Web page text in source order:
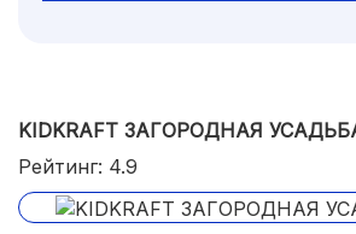
KIDKRAFT ЗАГОРОДНАЯ
Рейтинг: 4.9